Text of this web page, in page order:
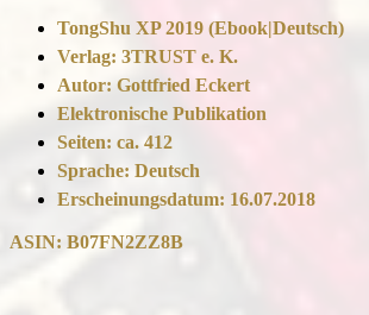
TongShu XP 2019 (Ebook|Deutsch)
Verlag: 3TRUST e. K.
Autor: Gottfried Eckert
Elektronische Publikation
Seiten: ca. 412
Sprache: Deutsch
Erscheinungsdatum: 16.07.2018
ASIN: B07FN2ZZ8B